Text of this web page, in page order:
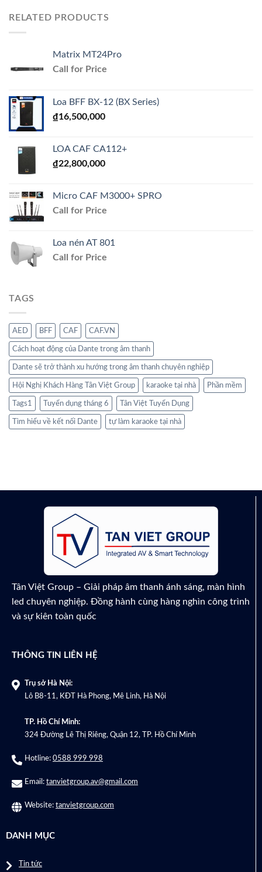
RELATED PRODUCTS
Matrix MT24Pro
Call for Price
Loa BFF BX-12 (BX Series)
₫16,500,000
LOA CAF CA112+
₫22,800,000
Micro CAF M3000+ SPRO
Call for Price
Loa nén AT 801
Call for Price
TAGS
AED BFF CAF CAF.VN
Cách hoạt động của Dante trong âm thanh
Dante sẽ trở thành xu hướng trong âm thanh chuyên nghiệp
Hội Nghị Khách Hàng Tân Việt Group karaoke tại nhà Phần mềm
Tags1 Tuyển dụng tháng 6 Tân Việt Tuyển Dụng
Tìm hiểu về kết nối Dante tự làm karaoke tại nhà
Tân Việt Group – Giải pháp âm thanh ánh sáng, màn hình
led chuyên nghiệp. Đồng hành cùng hàng nghìn công trình
và sự kiên toàn quốc
THÔNG TIN LIÊN HỆ
Trụ sở Hà Nội:
Lô B8-11, KĐT Hà Phong, Mê Linh, Hà Nội
TP. Hồ Chí Minh:
324 Đường Lê Thị Riêng, Quận 12, TP. Hồ Chí Minh
Hotline: 0588 999 998
Email: tanvietgroup.av@gmail.com
Website: tanvietgroup.com
DANH MỤC
Tin tức